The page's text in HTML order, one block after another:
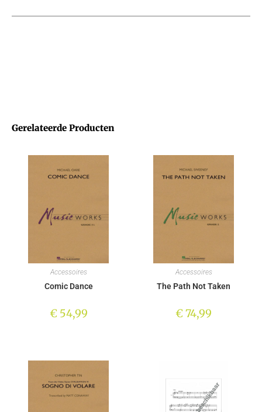
Gerelateerde Producten
Accessoires
Comic Dance
€54,99
Accessoires
The Path Not Taken
€74,99